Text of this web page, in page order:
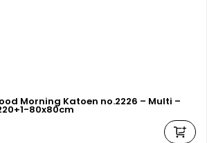
Morning Katoen no.2226 – Multi –
80x80cm